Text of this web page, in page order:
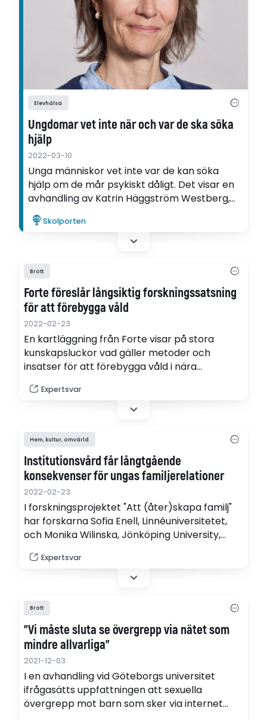
Elevhälsa
Ungdomar vet inte när och var de ska söka
hjälp
2022-03-10
Unga människor vet inte var de kan söka
hjälp om de mår psykiskt dåligt. Det visar en
avhandling av Katrin Häggström Westberg,
som tycker att det borde skapas en samlad
vård för unga.
Skolporten
Brott
Forte föreslår långsiktig forskningssatsning
för att förebygga våld
2022-02-23
En kartläggning från Forte visar på stora
kunskapsluckor vad gäller metoder och
insatser för att förebygga våld i nära
förtryck. Därför behövs en strategisk
forskningssatsning på området.
Expertsvar
Hem, kultur, omvärld
Institutionsvård får långtgående
konsekvenser för ungas familjerelationer
2022-02-23
I forskningsprojektet "Att (åter)skapa familj"
har forskarna Sofia Enell, Linnéuniversitetet,
och Monika Wilinska, Jönköping University,
placering på låst institution.
Expertsvar
Brott
”Vi måste sluta se övergrepp via nätet som
mindre allvarliga”
2021-12-03
I en avhandling vid Göteborgs universitet
ifrågasätts uppfattningen att sexuella
övergrepp mot barn som sker via internet